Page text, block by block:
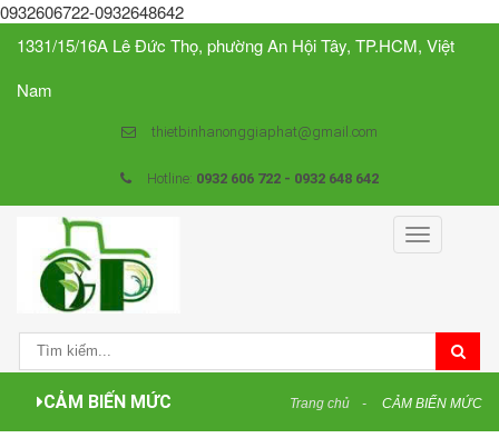
0932606722-0932648642
1331/15/16A Lê Đức Thọ, phường An Hội Tây, TP.HCM, Việt
Nam
thietbinhanonggiaphat@gmail.com
Hotline: 0932 606 722 - 0932 648 642
Toggle
navigation
CẢM BIẾN MỨC Trang chủ CẢM BIẾN MỨC